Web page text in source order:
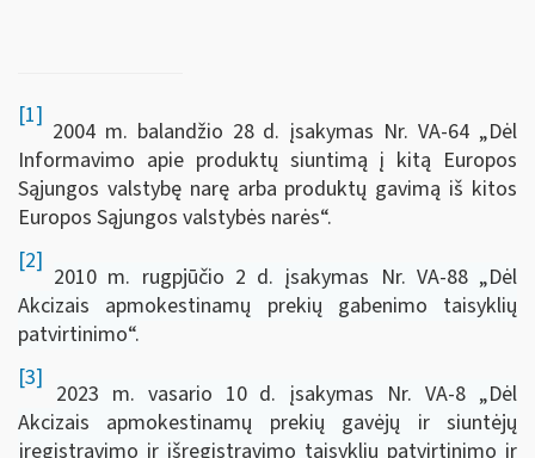
[1]
2004 m. balandžio 28 d. įsakymas Nr. VA-64 „Dėl
Informavimo apie produktų siuntimą į kitą Europos
Sąjungos valstybę narę arba produktų gavimą iš kitos
Europos Sąjungos valstybės narės“.
[2]
2010 m. rugpjūčio 2 d. įsakymas Nr. VA-88 „Dėl
Akcizais apmokestinamų prekių gabenimo taisyklių
patvirtinimo“.
[3]
2023 m. vasario 10 d. įsakymas Nr. VA-8 „Dėl
Akcizais apmokestinamų prekių gavėjų ir siuntėjų
įregistravimo ir išregistravimo taisyklių patvirtinimo ir